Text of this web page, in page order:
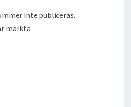
inte publiceras.
märkta